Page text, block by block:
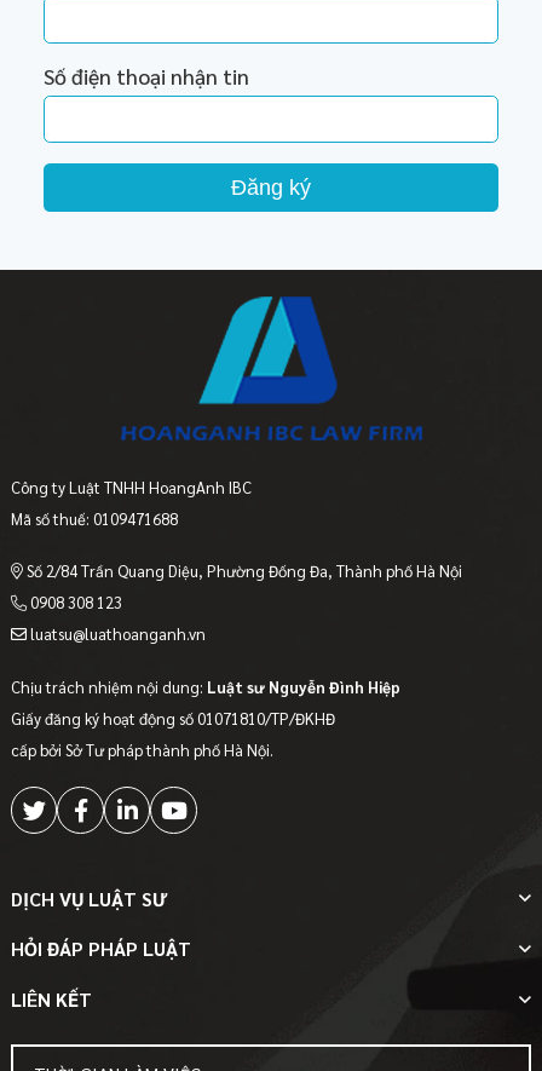
Số điện thoại nhận tin
Đăng ký
Công ty Luật TNHH HoangAnh IBC
Mã số thuế: 0109471688
Số 2/84 Trần Quang Diệu, Phường Đống Đa, Thành phố Hà Nội
0908 308 123
luatsu@luathoanganh.vn
Chịu trách nhiệm nội dung: Luật sư Nguyễn Đình Hiệp
Giấy đăng ký hoạt động số 01071810/TP/ĐKHĐ
cấp bởi Sở Tư pháp thành phố Hà Nội.
DỊCH VỤ LUẬT SƯ
HỎI ĐÁP PHÁP LUẬT
LIÊN KẾT